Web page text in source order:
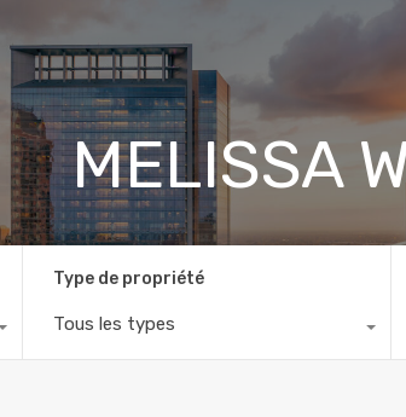
MELISSA
Type de propriété
Tous les types